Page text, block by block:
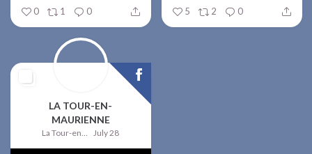
0 1 0 5 2 0
LA TOUR-EN-
MAURIENNE
La Tour-en-Maurienne July 28